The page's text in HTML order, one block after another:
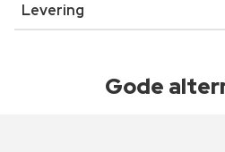
Levering
Gode